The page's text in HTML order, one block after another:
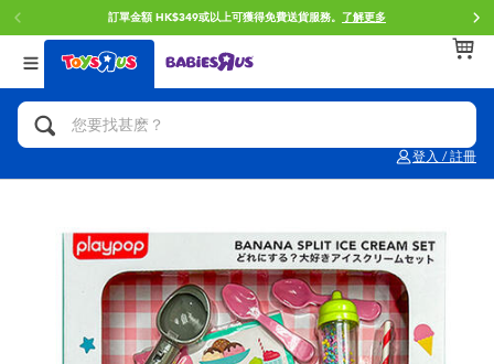
訂單金額 HK$349或以上可獲得免費送貨服務。 了解更多
登入 / 註冊
返回
分類目錄
人氣英雄,角色扮演,射擊玩具
拼砌組合及樂高LEGO
玩具車,貨車,火車及遙控系列
返回
品牌
Brunch Brother 早午餐兄弟
Spider-Man蜘蛛俠
Mini Brands
返回
年齢
0~2歳
5~7歳
8~11歳